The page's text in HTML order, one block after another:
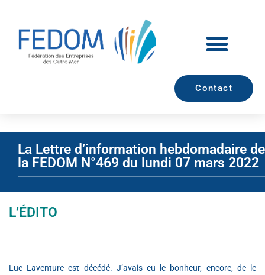
Contact
La Lettre d’information hebdomadaire de
la FEDOM N°469 du lundi 07 mars 2022
L’ÉDITO
Luc Laventure est décédé. J’avais eu le bonheur, encore, de le